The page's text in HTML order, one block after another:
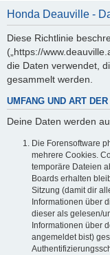
Honda Deauville -
Diese Richtlinie
(„https://
die Daten verwendet,
gesammelt werden.
UMFANG UND ART
Deine Daten werden
Die Forensoftware
mehrere Cookies.
temporäre Dateien
Boards erhalten
Sitzung (damit dir
Informationen über
dieser als gelesen/
Informationen über
angemeldet bist)